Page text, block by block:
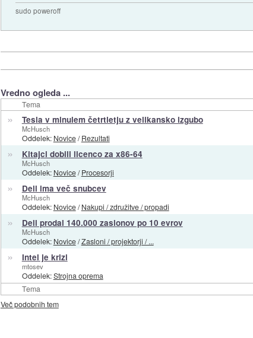
sudo poweroff
Vredno ogleda ...
Tema
Tema
» Tesla v minulem četrtletju z velikansko izgubo
McHusch
Oddelek: Novice/Rezultati
» Kitajci dobili licenco za x86-64
McHusch
Oddelek: Novice/Procesorji
» Dell ima več snubcev
McHusch
Oddelek: Novice/Nakupi / združitve / propadi
» Dell prodal 140.000 zaslonov po 10 evrov
McHusch
Oddelek: Novice/Zasloni / projektorji / ...
» Intel je krizi
mtosev
Oddelek:Strojna oprema
Več podobnih tem